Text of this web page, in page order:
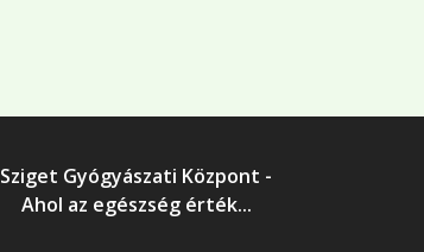
Sziget Gyógyászati Központ -
Ahol az egészség érték...